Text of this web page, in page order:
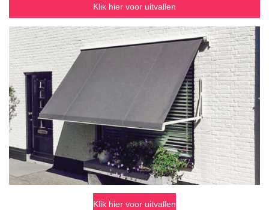
Klik hier voor uitvallen
Klik hier voor uitvallen